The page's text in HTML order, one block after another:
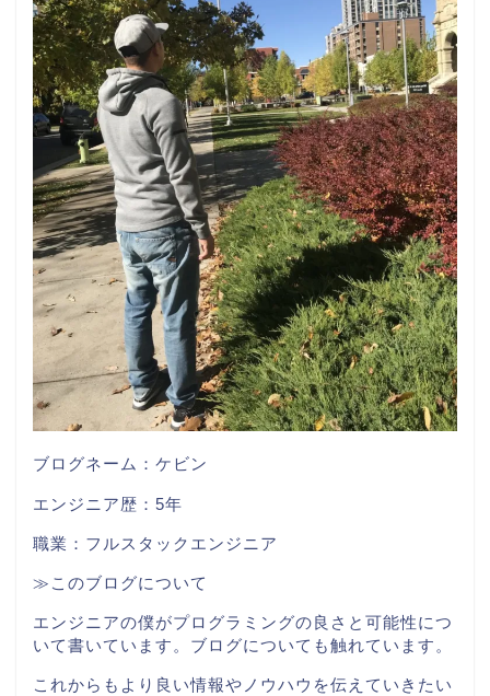
ブログネーム：ケビン
エンジニア歴：5年
職業：フルスタックエンジニア
≫このブログについて
エンジニアの僕がプログラミングの良さと可能性につ
いて書いています。ブログについても触れています。
これからもより良い情報やノウハウを伝えていきたい